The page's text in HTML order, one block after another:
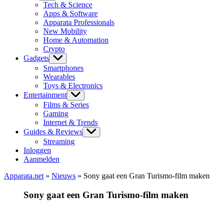
Tech & Science
Apps & Software
Apparata Professionals
New Mobility
Home & Automation
Crypto
Gadgets
Smartphones
Wearables
Toys & Electronics
Entertainment
Films & Series
Gaming
Internet & Trends
Guides & Reviews
Streaming
Inloggen
Aanmelden
Apparata.net » Nieuws » Sony gaat een Gran Turismo-film maken
Sony gaat een Gran Turismo-film maken